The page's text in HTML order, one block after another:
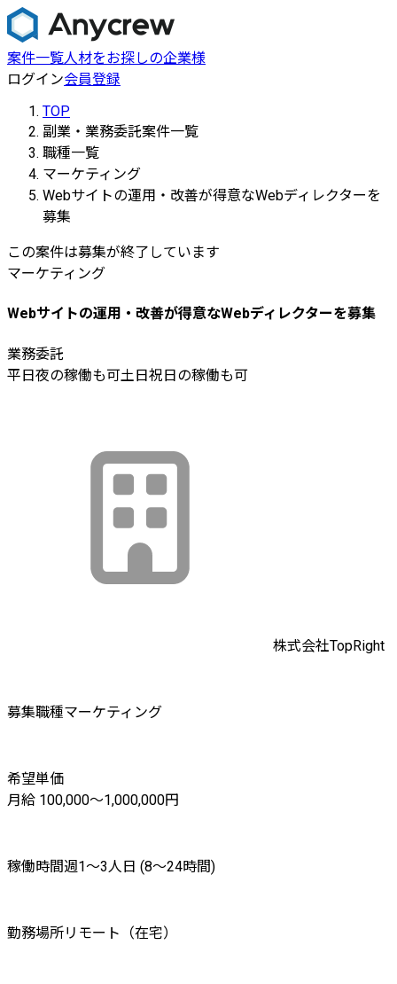
案件一覧人材をお探しの企業様
ログイン会員登録
TOP
副業・業務委託案件一覧
職種一覧
マーケティング
Webサイトの運用・改善が得意なWebディレクターを
募集
この案件は募集が終了しています
マーケティング
Webサイトの運用・改善が得意なWebディレクターを募集
業務委託
平日夜の稼働も可土日祝日の稼働も可
株式会社TopRight
募集職種マーケティング
希望単価
月給 100,000〜1,000,000円
稼働時間週1〜3人日 (8〜24時間)
勤務場所リモート（在宅）